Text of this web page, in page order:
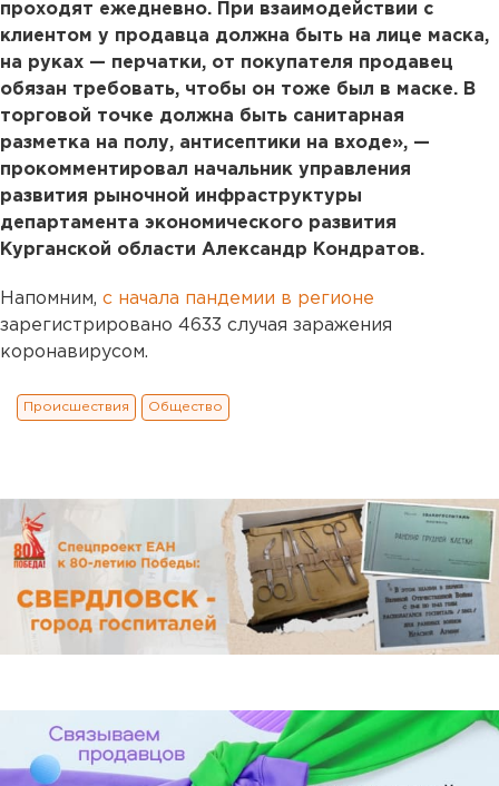
проходят ежедневно. При взаимодействии с
клиентом у продавца должна быть на лице маска,
на руках — перчатки, от покупателя продавец
обязан требовать, чтобы он тоже был в маске. В
торговой точке должна быть санитарная
разметка на полу, антисептики на входе», —
прокомментировал начальник управления
развития рыночной инфраструктуры
департамента экономического развития
Курганской области Александр Кондратов.
Напомним, с начала пандемии в регионе
зарегистрировано 4633 случая заражения
коронавирусом.
Происшествия Общество